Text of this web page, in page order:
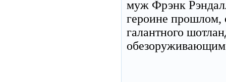
муж Фрэнк
героине
галантного